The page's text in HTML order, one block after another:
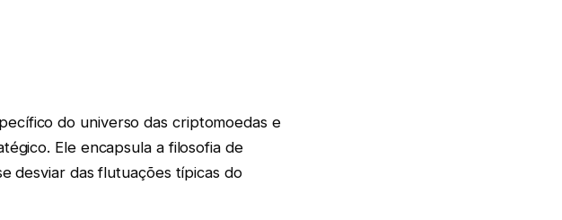
do universo das criptomoedas e
Ele encapsula a filosofia de
desviar das flutuações típicas do